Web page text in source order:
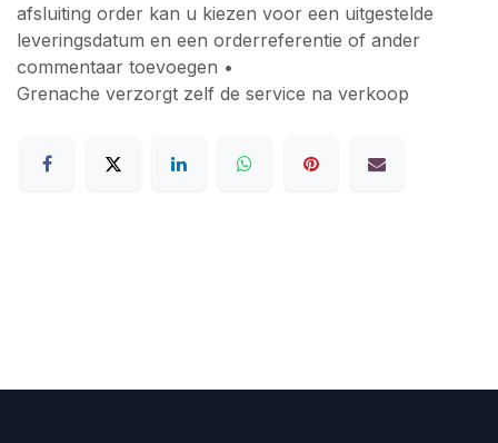
afsluiting order kan u kiezen voor een uitgestelde
leveringsdatum en een orderreferentie of ander
commentaar toevoegen •
Grenache verzorgt zelf de service na verkoop